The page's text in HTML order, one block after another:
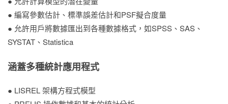
● 編寫參數估計、標準誤差估計和PSF擬合度量
● 允許用戶將數據匯出到各種數據格式，如SPSS、SAS、
SYSTAT、Statistica
涵蓋多種統計應用程式
● LISREL 架構方程式模型